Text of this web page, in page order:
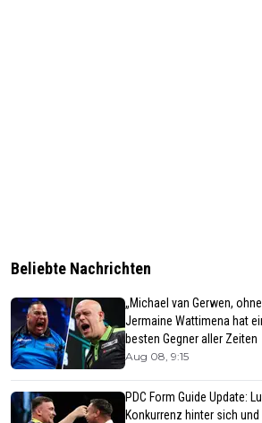
Beliebte Nachrichten
„Michael van Gerwen,
Jermaine Wattimena hat
besten Gegner aller Zeiten
Aug 08, 9:15
PDC Form Guide Update:
Konkurrenz hinter sich